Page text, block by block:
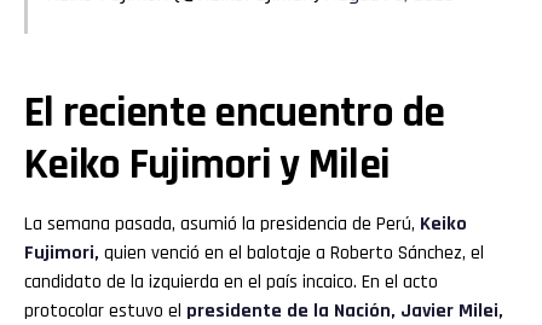
El reciente encuentro de
Keiko Fujimori y Milei
La semana pasada, asumió la presidencia de Perú, Keiko
Fujimori, quien venció en el balotaje a Roberto Sánchez, el
candidato de la izquierda en el país incaico. En el acto
protocolar estuvo el presidente de la Nación, Javier Milei,